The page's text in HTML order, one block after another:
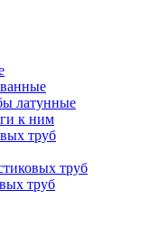
латунные
к ним
труб
труб
труб